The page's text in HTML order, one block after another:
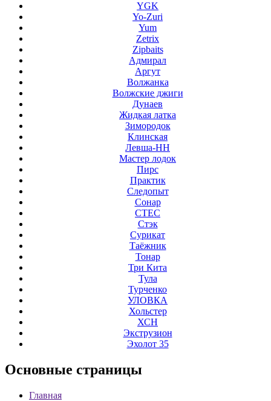
YGK
Yo-Zuri
Yum
Zetrix
Zipbaits
Адмирал
Аргут
Волжанка
Волжские джиги
Дунаев
Жидкая латка
Зимородок
Клинская
Левша-НН
Мастер лодок
Пирс
Практик
Следопыт
Сонар
СТЕС
Стэк
Сурикат
Таёжник
Тонар
Три Кита
Тула
Турченко
УЛОВКА
Хольстер
ХСН
Экструзион
Эхолот 35
Основные страницы
Главная